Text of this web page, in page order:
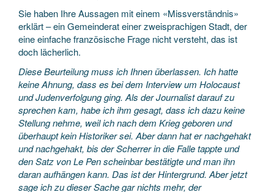
Sie haben Ihre Aussagen mit einem «Missverständnis»
erklärt – ein Gemeinderat einer zweisprachigen Stadt, der
eine einfache französische Frage nicht versteht, das ist
doch lächerlich.
Diese Beurteilung muss ich Ihnen überlassen. Ich hatte
keine Ahnung, dass es bei dem Interview um Holocaust
und Judenverfolgung ging. Als der Journalist darauf zu
sprechen kam, habe ich ihm gesagt, dass ich dazu keine
Stellung nehme, weil ich nach dem Krieg geboren und
überhaupt kein Historiker sei. Aber dann hat er nachgehakt
und nachgehakt, bis der Scherrer in die Falle tappte und
den Satz von Le Pen scheinbar bestätigte und man ihn
daran aufhängen kann. Das ist der Hintergrund. Aber jetzt
sage ich zu dieser Sache gar nichts mehr, der